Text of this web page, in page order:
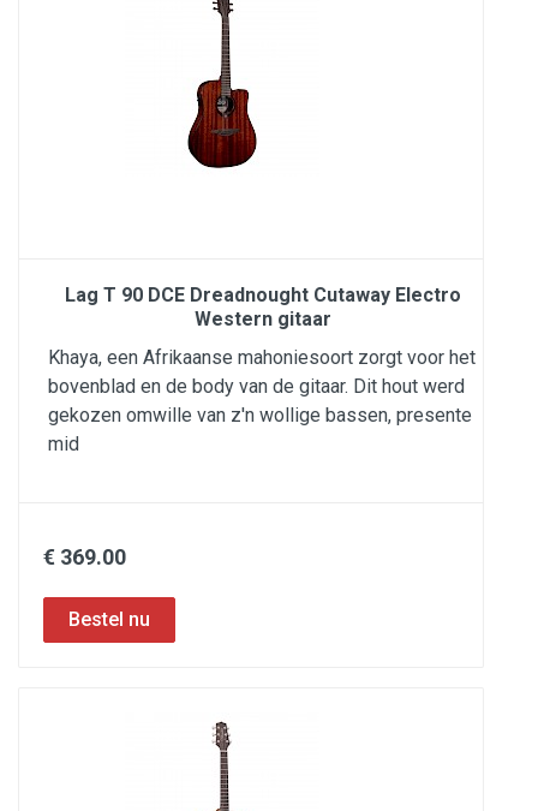
Lag T 90 DCE Dreadnought Cutaway Electro
Western gitaar
Khaya, een Afrikaanse mahoniesoort zorgt voor het
bovenblad en de body van de gitaar. Dit hout werd
gekozen omwille van z'n wollige bassen, presente
mid
€ 369.00